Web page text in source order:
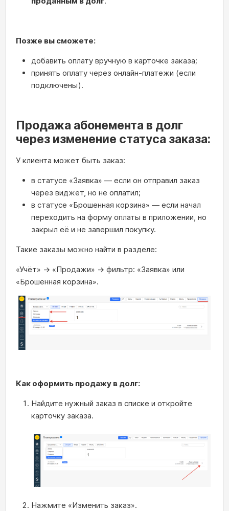
Позже вы сможете:
добавить оплату вручную в карточке заказа;
принять оплату через онлайн‑платежи (если
подключены).
Продажа абонемента в долг
через изменение статуса заказа:
У клиента может быть заказ:
в статусе «Заявка» — если он отправил заказ
через виджет, но не оплатил;
в статусе «Брошенная корзина» — если начал
переходить на форму оплаты в приложении, но
закрыл её и не завершил покупку.
Такие заказы можно найти в разделе:
«Учёт» → «Продажи» → фильтр: «Заявка» или
«Брошенная корзина».
Как оформить продажу в долг:
Найдите нужный заказ в списке и откройте
карточку заказа.
Нажмите «Изменить заказ».